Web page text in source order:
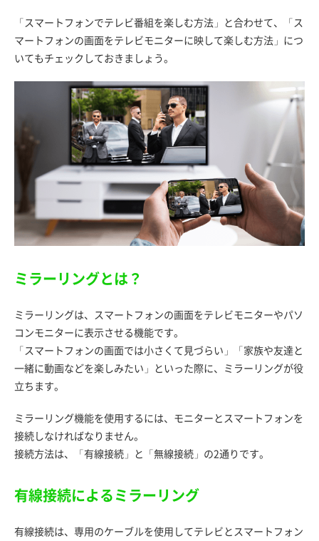
「スマートフォンでテレビ番組を楽しむ方法」と合わせて、「ス
マートフォンの画面をテレビモニターに映して楽しむ方法」につ
いてもチェックしておきましょう。
ミラーリングとは？
ミラーリングは、スマートフォンの画面をテレビモニターやパソ
コンモニターに表示させる機能です。
「スマートフォンの画面では小さくて見づらい」「家族や友達と
一緒に動画などを楽しみたい」といった際に、ミラーリングが役
立ちます。
ミラーリング機能を使用するには、モニターとスマートフォンを
接続しなければなりません。
接続方法は、「有線接続」と「無線接続」の2通りです。
有線接続によるミラーリング
有線接続は、専用のケーブルを使用してテレビとスマートフォン